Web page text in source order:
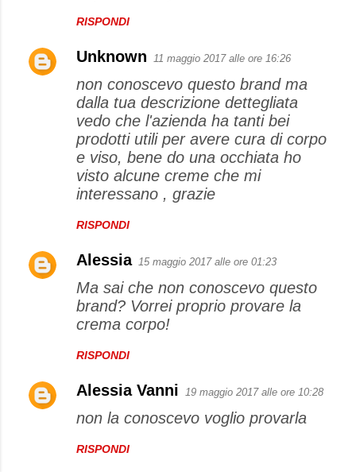
RISPONDI
Unknown 11 maggio 2017 alle ore 16:26
non conoscevo questo brand ma
dalla tua descrizione dettegliata
vedo che l'azienda ha tanti bei
prodotti utili per avere cura di corpo
e viso, bene do una occhiata ho
visto alcune creme che mi
interessano , grazie
RISPONDI
Alessia 15 maggio 2017 alle ore 01:23
Ma sai che non conoscevo questo
brand? Vorrei proprio provare la
crema corpo!
RISPONDI
Alessia Vanni 19 maggio 2017 alle ore 10:28
non la conoscevo voglio provarla
RISPONDI